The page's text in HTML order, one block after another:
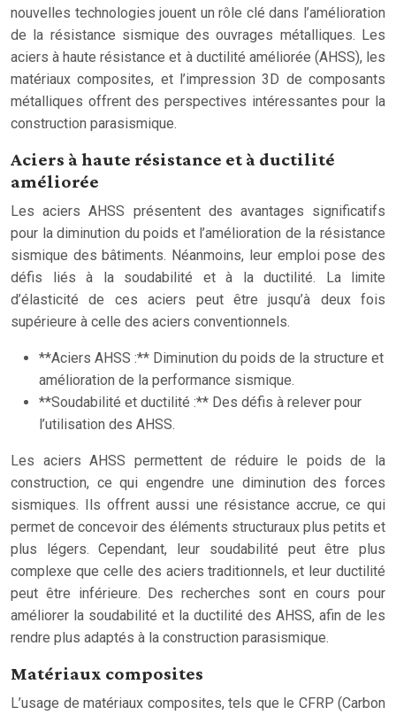
nouvelles technologies jouent un rôle clé dans l’amélioration
de la résistance sismique des ouvrages métalliques. Les
aciers à haute résistance et à ductilité améliorée (AHSS), les
matériaux composites, et l’impression 3D de composants
métalliques offrent des perspectives intéressantes pour la
construction parasismique.
Aciers à haute résistance et à ductilité
améliorée
Les aciers AHSS présentent des avantages significatifs
pour la diminution du poids et l’amélioration de la résistance
sismique des bâtiments. Néanmoins, leur emploi pose des
défis liés à la soudabilité et à la ductilité. La limite
d’élasticité de ces aciers peut être jusqu’à deux fois
supérieure à celle des aciers conventionnels.
**Aciers AHSS :** Diminution du poids de la structure et
amélioration de la performance sismique.
**Soudabilité et ductilité :** Des défis à relever pour
l’utilisation des AHSS.
Les aciers AHSS permettent de réduire le poids de la
construction, ce qui engendre une diminution des forces
sismiques. Ils offrent aussi une résistance accrue, ce qui
permet de concevoir des éléments structuraux plus petits et
plus légers. Cependant, leur soudabilité peut être plus
complexe que celle des aciers traditionnels, et leur ductilité
peut être inférieure. Des recherches sont en cours pour
améliorer la soudabilité et la ductilité des AHSS, afin de les
rendre plus adaptés à la construction parasismique.
Matériaux composites
L’usage de matériaux composites, tels que le CFRP (Carbon